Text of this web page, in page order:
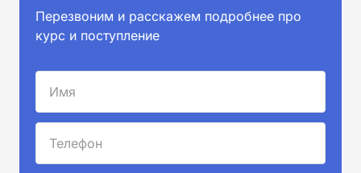
Перезвоним и расскажем подробнее про
курс и поступление